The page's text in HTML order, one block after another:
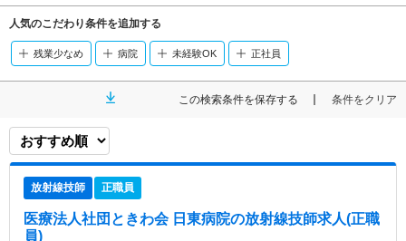
人気のこだわり条件を追加する
残業少なめ 病院 未経験OK 正社員
この検索条件を保存する 条件をクリア
放射線技師 正職員
医療法人社団ときわ会 日東病院の放射線技師求人(正職
員)